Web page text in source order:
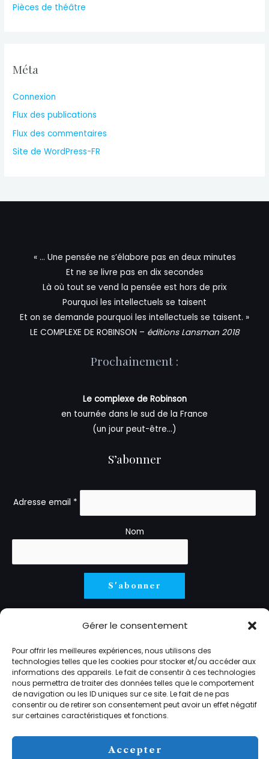
Gérer le consentement
Pour offrir les meilleures expériences, nous utilisons des
technologies telles que les cookies pour stocker et/ou accéder aux
informations des appareils. Le fait de consentir à ces technologies
nous permettra de traiter des données telles que le comportement
de navigation ou les ID uniques sur ce site. Le fait de ne pas
consentir ou de retirer son consentement peut avoir un effet négatif
sur certaines caractéristiques et fonctions.
Accepter
Pièces de théâtre
Méta
Connexion
Flux des publications
Flux des commentaires
Site de WordPress-FR
« … Une pensée ne s’élabore pas en deux minutes
Et ne se livre pas en dix secondes
Là où tout se vend la pensée est hors de prix
Pourquoi les intellectuels se taisent
Et on se demande pourquoi les intellectuels se taisent. »
LE COMPLEXE DE ROBINSON – éditions Lansman 2018
Prochainement :
Le complexe de Robinson
en tournée dans le sud de la France
(un jour peut-être…)
S’abonner
Adresse email *
Nom
envoyer notre newsletter et des informations sur les
désinscrire au travers du lien inclus dans la newsletter.
Copyright © 2009 - 2026 Stanislas Cotton